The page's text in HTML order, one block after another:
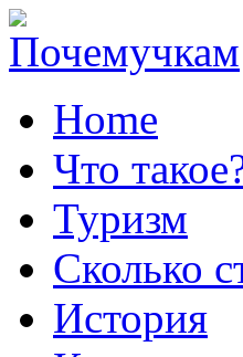
Home
Что
Туризм
Сколько
История